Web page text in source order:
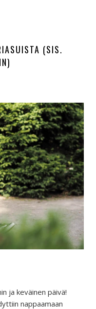
(SIS.
ja keväinen päivä!
nappaamaan